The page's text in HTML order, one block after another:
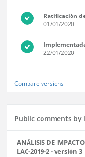
Ratificación
01/01/2020
22/01/2020
Compare versions
Public comments by
ANÁLISIS DE
LAC-2019-2 - versión 3